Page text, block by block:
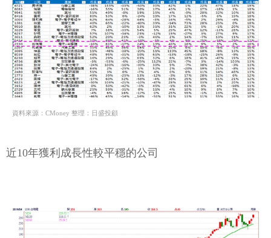
資料來源：CMoney 整理：日盛投顧
近10年獲利成長性較平穩的公司